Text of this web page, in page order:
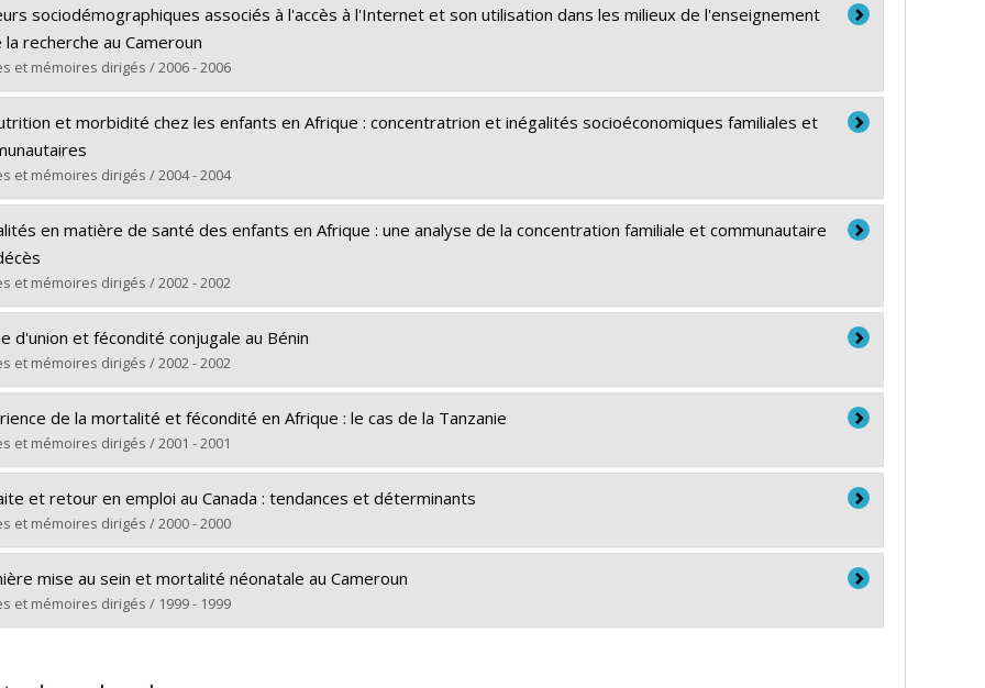
le document dans Papyrus
:Brahimi, Rabah
:Doctorat
obtenu :Ph. D.
le document dans Papyrus
sociodémographiques associés à l'accès à l'Internet et son utilisation dans les milieux de l'enseignement
recherche au Cameroun
et mémoires dirigés / 2006 - 2006
:Sidze, Estelle Monique
:Maîtrise
obtenu :M. Sc.
le document dans Papyrus
et morbidité chez les enfants en Afrique : concentratrion et inégalités socioéconomiques familiales et
et mémoires dirigés / 2004 - 2004
: Fotso, Jean-Christophe
:Doctorat
obtenu :Ph. D.
le document dans Papyrus
en matière de santé des enfants en Afrique : une analyse de la concentration familiale et communautaire
et mémoires dirigés / 2002 - 2002
:Diallo, Khassoum
: Doctorat
obtenu :Ph. D.
le document dans Papyrus
d'union et fécondité conjugale au Bénin
et mémoires dirigés / 2002 - 2002
:Amadou Sanni, Mouftaou
: Doctorat
obtenu :Ph. D.
le document dans Papyrus
de la mortalité et fécondité en Afrique : le cas de la Tanzanie
et mémoires dirigés / 2001 - 2001
:Charvet, Carole
: Doctorat
obtenu :Ph. D.
le document dans Papyrus
et retour en emploi au Canada : tendances et déterminants
et mémoires dirigés / 2000 - 2000
:Jobin, Sylvie
: Maîtrise
obtenu :M. Sc.
mise au sein et mortalité néonatale au Cameroun
et mémoires dirigés / 1999 - 1999